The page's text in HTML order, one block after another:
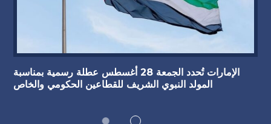
الإمارات تُحدد الجمعة 28 أغسطس عطلة رسمية بمناسبة
المولد النبوي الشريف للقطاعين الحكومي والخاص